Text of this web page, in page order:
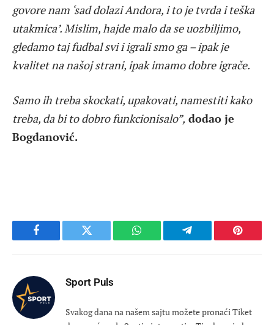
govore nam ‘sad dolazi Andora, i to je tvrda i teška
utakmica’. Mislim, hajde malo da se uozbiljimo,
gledamo taj fudbal svi i igrali smo ga – ipak je
kvalitet na našoj strani, ipak imamo dobre igrače.
Samo ih treba skockati, upakovati, namestiti kako
treba, da bi to dobro funkcionisalo”, dodao je
Bogdanović.
Facebook Twitter WhatsApp Telegram
Sport Puls
Svakog dana na našem sajtu možete pronaći Tiket